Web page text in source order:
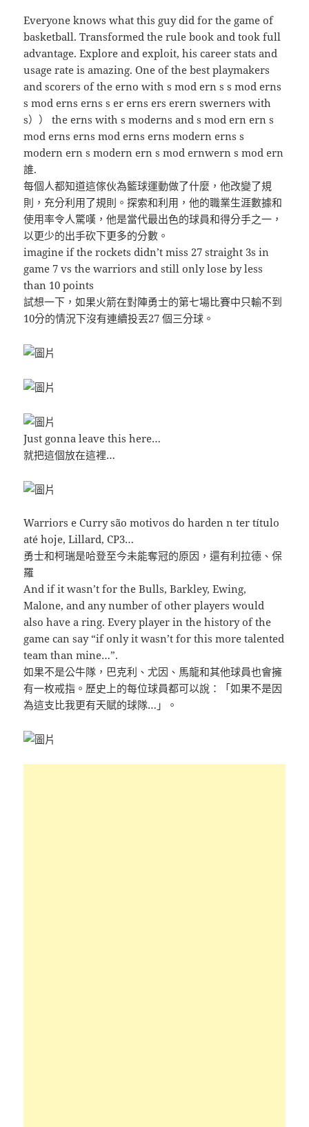
Everyone knows what this guy did for the game of
basketball. Transformed the rule book and took full
advantage. Explore and exploit, his career stats and
usage rate is amazing. One of the best playmakers
and scorers of the erno with s mod ern s s mod erns
s mod erns erns s er erns ers erern swerners with
s）） the erns with s moderns and s mod ern ern s
mod erns erns mod erns erns modern erns s
modern ern s modern ern s mod ernwern s mod ern
誰.
每個人都知道這傢伙為籃球運動做了什麼，他改變了規
則，充分利用了規則。探索和利用，他的職業生涯數據和
使用率令人驚嘆，他是當代最出色的球員和得分手之一，
以更少的出手砍下更多的分數。
imagine if the rockets didn’t miss 27 straight 3s in
game 7 vs the warriors and still only lose by less
than 10 points
試想一下，如果火箭在對陣勇士的第七場比賽中只輸不到
10分的情況下沒有連續投丟27 個三分球。
Just gonna leave this here…
就把這個放在這裡…
Warriors e Curry são motivos do harden n ter título
até hoje, Lillard, CP3…
勇士和柯瑞是哈登至今未能奪冠的原因，還有利拉德、保
羅
And if it wasn’t for the Bulls, Barkley, Ewing,
Malone, and any number of other players would
also have a ring. Every player in the history of the
game can say “if only it wasn’t for this more talented
team than mine…”.
如果不是公牛隊，巴克利、尤因、馬龍和其他球員也會擁
有一枚戒指。歷史上的每位球員都可以說：「如果不是因
為這支比我更有天賦的球隊…」。
×